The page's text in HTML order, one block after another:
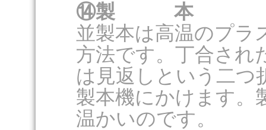
⑭製 本
並製本は高温のプラ
方法です。丁合され
は見返しという二つ
製本機にかけます。
温かいのです。